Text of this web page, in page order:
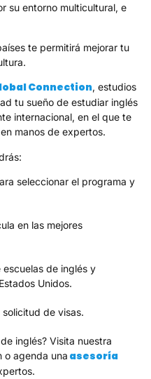
su entorno multicultural, e
te permitirá mejorar tu
Connection, estudios
tu sueño de estudiar inglés
internacional, en el que te
manos de expertos.
seleccionar el programa y
en las mejores
de inglés y
Unidos.
de visas.
inglés? Visita nuestra
o agenda una asesoría